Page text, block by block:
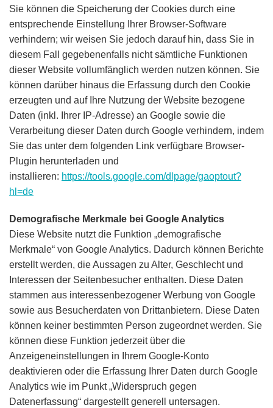
Sie können die Speicherung der Cookies durch eine
entsprechende Einstellung Ihrer Browser-Software
verhindern; wir weisen Sie jedoch darauf hin, dass Sie in
diesem Fall gegebenenfalls nicht sämtliche Funktionen
dieser Website vollumfänglich werden nutzen können. Sie
können darüber hinaus die Erfassung durch den Cookie
erzeugten und auf Ihre Nutzung der Website bezogene
Daten (inkl. Ihrer IP-Adresse) an Google sowie die
Verarbeitung dieser Daten durch Google verhindern, indem
Sie das unter dem folgenden Link verfügbare Browser-
Plugin herunterladen und
installieren: https://tools.google.com/dlpage/gaoptout?
hl=de
Demografische Merkmale bei Google Analytics
Diese Website nutzt die Funktion „demografische
Merkmale“ von Google Analytics. Dadurch können Berichte
erstellt werden, die Aussagen zu Alter, Geschlecht und
Interessen der Seitenbesucher enthalten. Diese Daten
stammen aus interessenbezogener Werbung von Google
sowie aus Besucherdaten von Drittanbietern. Diese Daten
können keiner bestimmten Person zugeordnet werden. Sie
können diese Funktion jederzeit über die
Anzeigeneinstellungen in Ihrem Google-Konto
deaktivieren oder die Erfassung Ihrer Daten durch Google
Analytics wie im Punkt „Widerspruch gegen
Datenerfassung“ dargestellt generell untersagen.